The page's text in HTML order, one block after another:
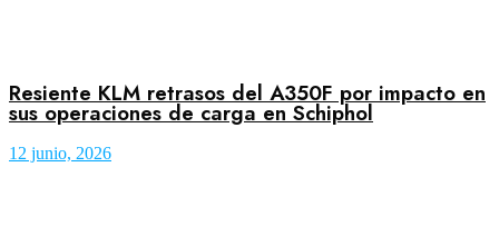
Resiente KLM retrasos del A350F por impacto en
sus operaciones de carga en Schiphol
12 junio, 2026